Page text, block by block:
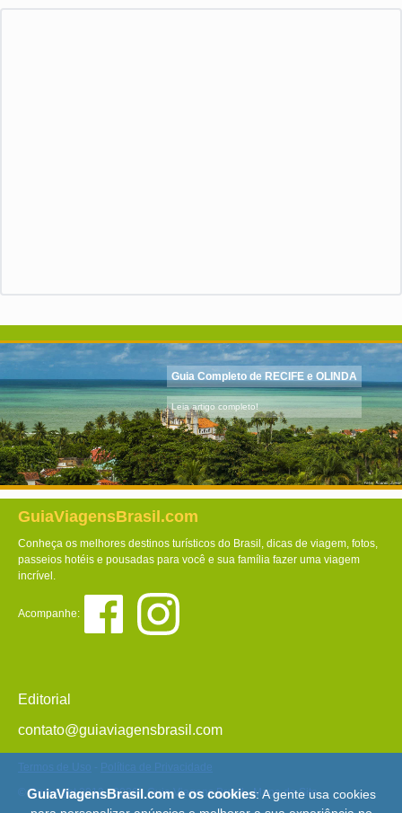
Guia Completo de RECIFE e OLINDA
Leia artigo completo!
GuiaViagensBrasil.com
Conheça os melhores destinos turísticos do Brasil, dicas de viagem, fotos,
passeios hotéis e pousadas para você e sua família fazer uma viagem
incrível.
Acompanhe:
Editorial
contato@guiaviagensbrasil.com
Termos de Uso
Política de Privacidade
© Copyright 2013 - 2026 - Guia Viagens Brasil -Mapa do Site
GuiaViagensBrasil.com e os cookies: A gente usa cookies